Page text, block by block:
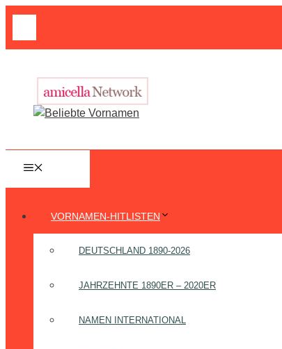
Zum
VORNAMEN-HITLISTEN
DEUTSCHLAND 1890-2026
JAHRZEHNTE 1890ER – 2020ER
NAMEN INTERNATIONAL